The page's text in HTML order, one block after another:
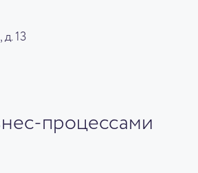
13
процессами